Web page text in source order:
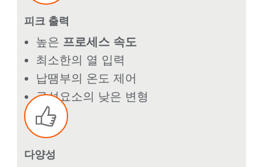
피크 출력
높은 프로세스 속도
최소한의 열 입력
납땜부의 온도 제어
구성요소의 낮은 변형
다양성